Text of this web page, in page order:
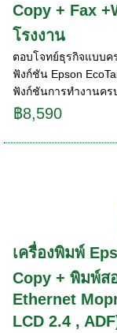
Copy + Fax
โรงงาน
ตอบโจทย์ธุรกิจแบบค
ฟังก์ชัน Epson
ฟังก์ชันการทำงานคร
฿8,590
เครื่องพิมพ์
Copy + พิมพ์ส
Ethernet
LCD 2.4 ,